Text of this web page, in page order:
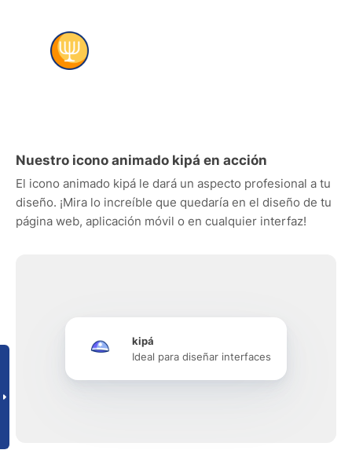
Nuestro icono animado kipá en acción
El icono animado kipá le dará un aspecto profesional a tu
diseño. ¡Mira lo increíble que quedaría en el diseño de tu
página web, aplicación móvil o en cualquier interfaz!
kipá
Ideal para diseñar interfaces